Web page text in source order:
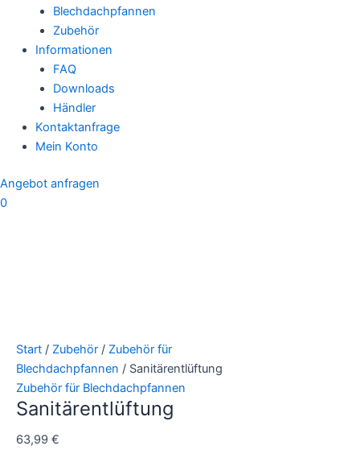
Blechdachpfannen
Zubehör
Informationen
FAQ
Downloads
Händler
Kontaktanfrage
Mein Konto
Angebot anfragen
0
Start / Zubehör / Zubehör für
Blechdachpfannen / Sanitärentlüftung
Zubehör für Blechdachpfannen
Sanitärentlüftung
63,99 €